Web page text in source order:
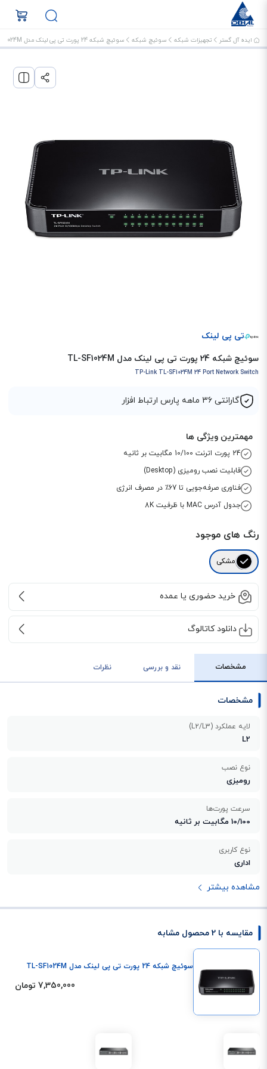
ایده آل گستر تجهیزات شبکه سوئیچ شبکه سوئیچ شبکه 24 پورت تی پی لینک مدل TL-SF1024M
تی پی لینک
سوئیچ شبکه 24 پورت تی پی لینک مدل TL-SF1024M
TP-Link TL-SF1024M 24 Port Network Switch
گارانتی 36 ماهه پارس ارتباط افزار
مهمترین ویژگی ها
24 پورت اترنت 10/100 مگابیت بر ثانیه
قابلیت نصب رومیزی (Desktop)
فناوری صرفه‌جویی تا 67٪ در مصرف انرژی
جدول آدرس MAC با ظرفیت 8K
رنگ های موجود
مشکی
خرید حضوری یا عمده
دانلود کاتالوگ
مشخصات نقد و بررسی نظرات
مشخصات
لایه عملکرد (L2/L3)
L2
نوع نصب
رومیزی
سرعت پورت‌ها
10/100 مگابیت بر ثانیه
نوع کاربری
اداری
مشاهده بیشتر
مقایسه با 2 محصول مشابه
سوئیچ شبکه 24 پورت تی پی لینک مدل TL-SF1024M
7,350,000 تومان